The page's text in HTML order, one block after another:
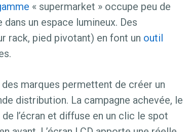
« supermarket » occupe peu de
un espace lumineux. Des
rack, pied pivotant) en font un outil
marques permettent de créer un
distribution. La campagne achevée, le
de l’écran et diffuse en un clic le spot